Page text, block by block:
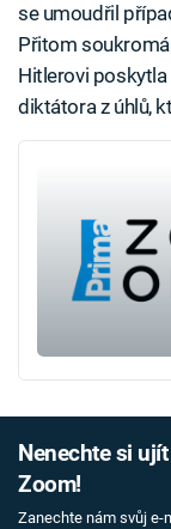
se umoudřil
Přitom
Hitlerovi
diktátora z úhlů,
Nenechte si
Zoom!
Zanechte nám svůj e-